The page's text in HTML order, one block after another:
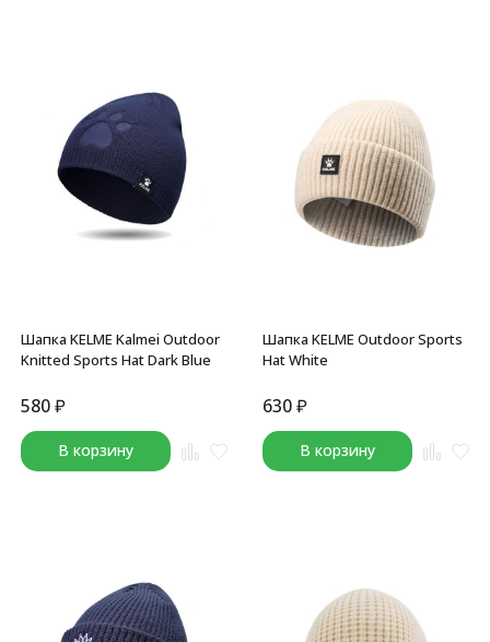
Шапка KELME Kalmei Outdoor
Knitted Sports Hat Dark Blue
580₽
В корзину
Шапка KELME Outdoor Sports
Hat White
630₽
В корзину